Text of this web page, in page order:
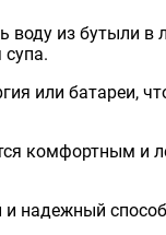
из бутыли
или батареи,
комфортным и
надежный